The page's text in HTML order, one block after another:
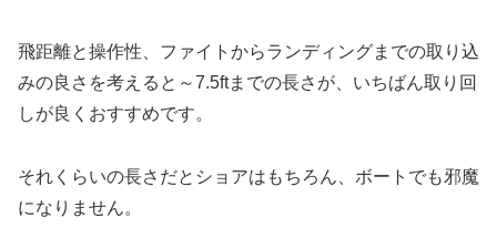
飛距離と操作性、ファイトからランディングまでの取り込
みの良さを考えると～7.5ftまでの長さが、いちばん取り回
しが良くおすすめです。
それくらいの長さだとショアはもちろん、ボートでも邪魔
になりません。